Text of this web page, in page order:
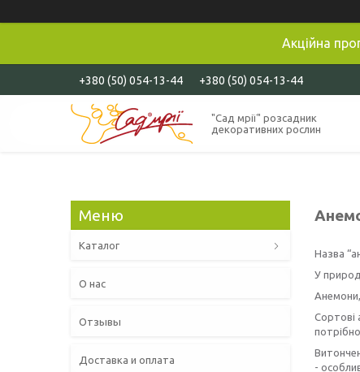
Акційна
+380 (50) 054-13-44 +380 (50) 054-13-44
"Сад мрії" розсадник
декоративних рослин
Назва
У
Сортові
-
Каталог
О нас
Отзывы
Доставка и оплата